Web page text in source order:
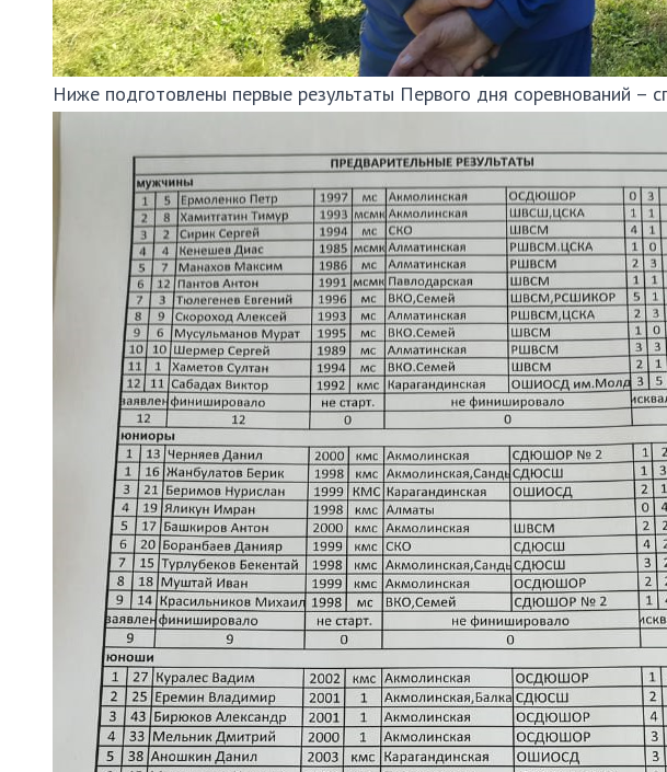
Ниже подготовлены первые результаты Первого дня соревнований –